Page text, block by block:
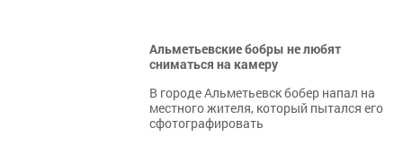
Альметьевские бобры не любят
сниматься на камеру
В городе Альметьевск бобер напал на
местного жителя, который пытался его
сфотографировать